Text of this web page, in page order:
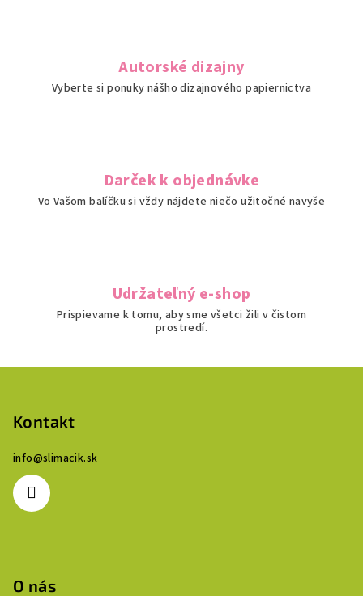
v
ý
Autorské dizajny
Vyberte si ponuky nášho dizajnového papiernictva
Darček k objednávke
Vo Vašom balíčku si vždy nájdete niečo užitočné navyše
Udržateľný e-shop
Prispievame k tomu, aby sme všetci žili v čistom
prostredí.
Kontakt
info@slimacik.sk
O nás